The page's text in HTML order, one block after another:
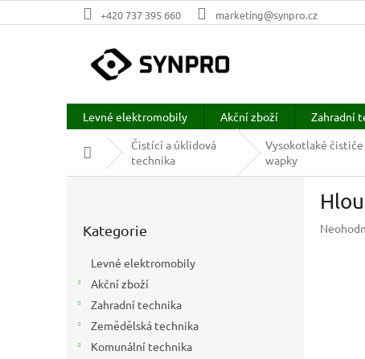
na
+420 737 395 660 marketing@synpro.cz
Levné elektromobily Akční zboží Zahradní
Domů
Čistící a úklidová
technika
Vysokotlaké čističe
wapky
kategorie
Kategorie
Levné elektromobily
Akční zboží
Zahradní technika
Zemědělská technika
Komunální technika